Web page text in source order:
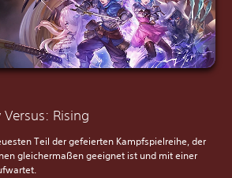
Rising
Teil der gefeierten Kampfspielreihe, der
gleichermaßen geeignet ist und mit einer